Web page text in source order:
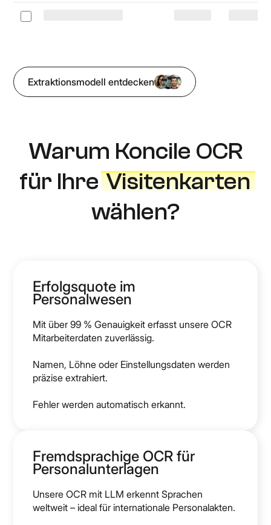
Extraktionsmodell entdecken
Warum Koncile OCR
für IhreVisitenkarten
wählen?
Erfolgsquote im
Personalwesen
Mit über 99 % Genauigkeit erfasst unsere OCR
Mitarbeiterdaten zuverlässig.
Namen, Löhne oder Einstellungsdaten werden
präzise extrahiert.
Fehler werden automatisch erkannt.
Fremdsprachige OCR für
Personalunterlagen
Unsere OCR mit LLM erkennt Sprachen
weltweit – ideal für internationale Personalakten.